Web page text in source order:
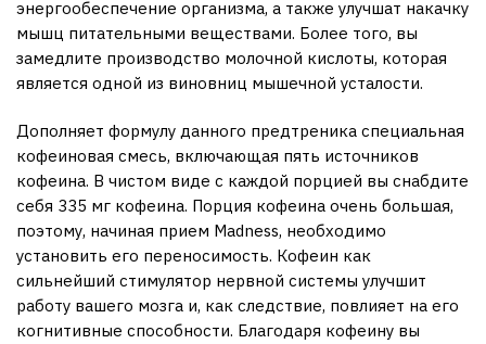
энергообеспечение организма, а также улучшат накачку
мышц питательными веществами. Более того, вы
замедлите производство молочной кислоты, которая
является одной из виновниц мышечной усталости.
Дополняет формулу данного предтреника специальная
кофеиновая смесь, включающая пять источников
кофеина. В чистом виде с каждой порцией вы снабдите
себя 335 мг кофеина. Порция кофеина очень большая,
поэтому, начиная прием Madness, необходимо
установить его переносимость. Кофеин как
сильнейший стимулятор нервной системы улучшит
работу вашего мозга и, как следствие, повлияет на его
когнитивные способности. Благодаря кофеину вы